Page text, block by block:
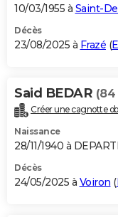
GUIDES D'ACHAT
BONS PLANS
Carte de Noël
Carte Bonne année
Carte Saint-Valentin
Carte Pâques
Carte d'anniversaire
DICTIONNAIRE
Dictionnaire
Biographies
Citations
Expressions
Proverbes
PROGRAMME TV
S'inscrire
Se connecter
Lycées
Collèges
Primaires
Universités
Entreprises
Service militaire
Avis de recherche
AVIS DE DÉCÈS
10/03/1955 à Saint-
Décès
23/08/2025 à Frazé (
Said BEDAR (84
Créer une cagnotte
Naissance
28/11/1940 à
Décès
24/05/2025 à Voiron (